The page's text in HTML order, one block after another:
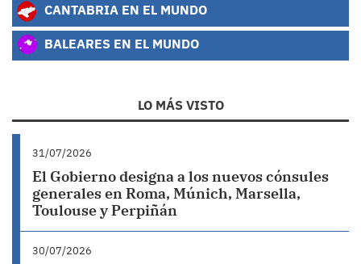
CANTABRIA EN EL MUNDO
BALEARES EN EL MUNDO
LO MÁS VISTO
31/07/2026
El Gobierno designa a los nuevos cónsules
generales en Roma, Múnich, Marsella,
Toulouse y Perpiñán
30/07/2026